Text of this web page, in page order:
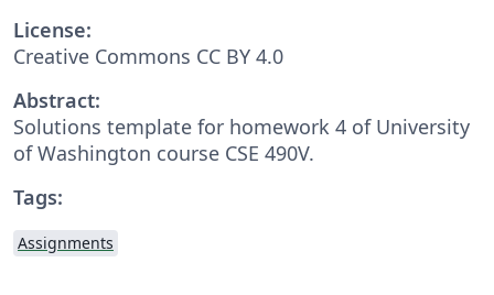
License:
Creative Commons CC BY 4.0
Abstract:
Solutions template for homework 4 of University
of Washington course CSE 490V.
Tags:
Assignments